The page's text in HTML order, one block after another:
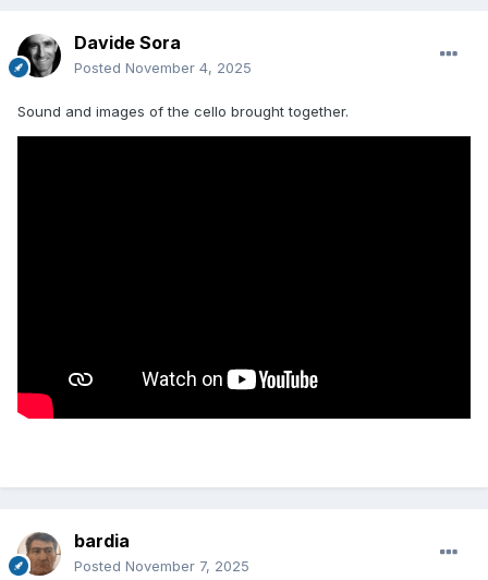
Davide Sora
Posted November 4, 2025
Sound and images of the cello brought together.
bardia
Posted November 7, 2025